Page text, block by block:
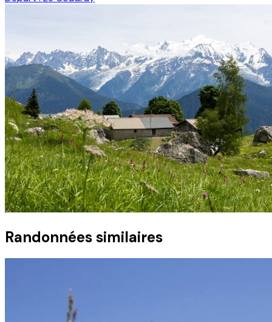
Randonnées similaires